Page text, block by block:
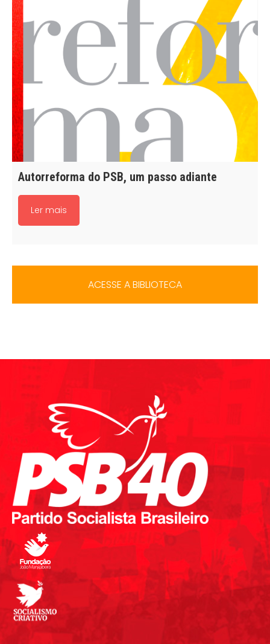
Autorreforma do PSB, um passo adiante
Ler mais
ACESSE A BIBLIOTECA